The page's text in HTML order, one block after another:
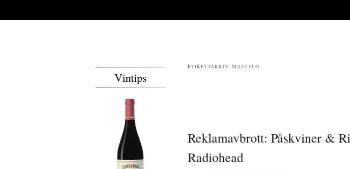
ETIKETTARKIV: MAZUELO
Reklamavbrott: Påskviner &
Radiohead
Vintips